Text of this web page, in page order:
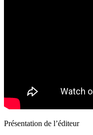
Présentation de l’éditeur